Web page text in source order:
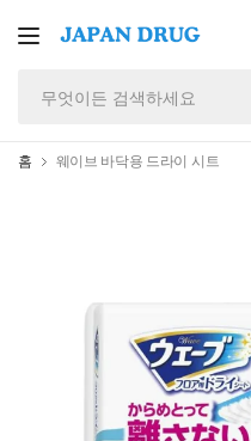
홈 웨이브 바닥용 드라이 시트